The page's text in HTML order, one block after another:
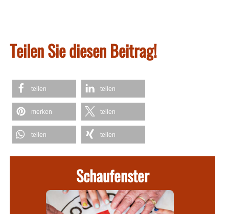
Teilen Sie diesen Beitrag!
teilen teilen
merken teilen
teilen teilen
Schaufenster